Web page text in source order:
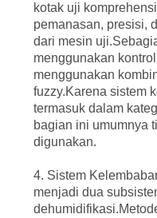
kotak uji
pemanasan, presisi,
dari mesin
menggunakan
menggunakan
fuzzy.Karena sistem
termasuk dalam
bagian ini umumnya
digunakan.
4. Sistem
menjadi dua